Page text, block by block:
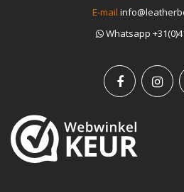
E-mail
Whatsapp